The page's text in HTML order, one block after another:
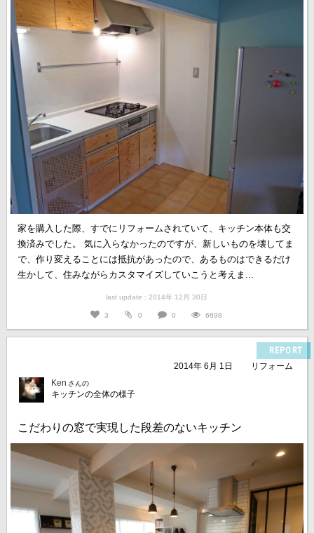
家を購入した際、すでにリフォームされていて、キッチン本体も交
換済みでした。 気に入らなかったのですが、新しいものを壊してま
で、作り変えることには抵抗があったので、あるものはできるだけ
生かして、住みながらカスタマイズしていこうと考えま...
last update : 2014年 12月 30日
3 0 0 6698
REPORT
2014年 6月 1日
リフォーム
Ken さんの
キッチンの全体の様子
こだわりの窓で実現した段差のないキッチン